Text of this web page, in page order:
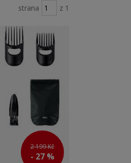
strana z 1
2 199 Kč
- 27 %